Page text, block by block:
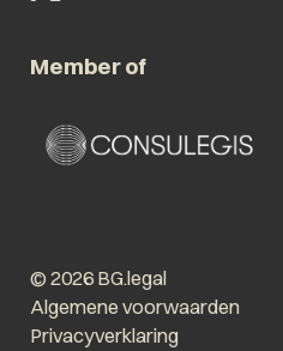
Member of
© 2026 BG.legal
Algemene voorwaarden
Privacyverklaring